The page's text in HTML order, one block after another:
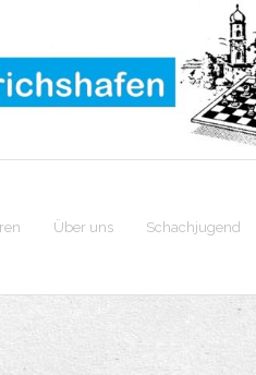
Über uns Schachjugend